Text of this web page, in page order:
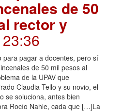
de 50
rector y
23:36
para pagar a docentes, pero sí
de 50 mil pesos al
de la UPAV que
Claudia Tello y su novio, el
se soluciona, antes bien
Rocío Nahle, cada que […]La